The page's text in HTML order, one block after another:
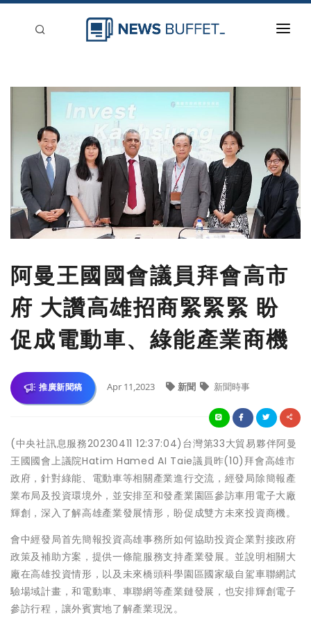
新聞稿分類
刊登
阿曼王國國會議員拜會高市
府 大讚高雄招商緊緊緊 盼
促成電動車、綠能產業商機
推廣新聞稿 Apr 11,2023 新聞 新聞時事
(中央社訊息服務20230411 12:37:04)台灣第33大貿易夥伴阿曼
王國國會上議院Hatim Hamed AI Taie議員昨(10)拜會高雄市
政府，針對綠能、電動車等相關產業進行交流，經發局除簡報產
業布局及投資環境外，並安排至和發產業園區參訪車用電子大廠
輝創，深入了解高雄產業發展情形，盼促成雙方未來投資商機。
會中經發局首先簡報投資高雄事務所如何協助投資企業對接政府
政策及補助方案，提供一條龍服務支持產業發展。並說明相關大
廠在高雄投資情形，以及未來橋頭科學園區國家級自駕車聯網試
驗場域計畫，和電動車、車聯網等產業鏈發展，也安排輝創電子
參訪行程，讓外賓實地了解產業現況。